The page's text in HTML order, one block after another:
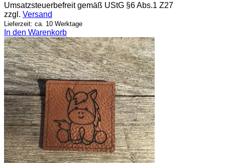
Umsatzsteuerbefreit gemäß UStG §6 Abs.1 Z27
zzgl. Versand
Lieferzeit: ca. 10 Werktage
In den Warenkorb